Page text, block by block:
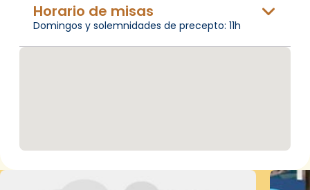
Horario de misas
Domingos y solemnidades de precepto: 11h